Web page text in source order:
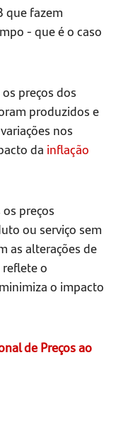
que fazem
- que é o caso
preços dos
produzidos e
nos
da inflação
preços
ou serviço sem
as alterações de
reflete o
o impacto
de Preços ao